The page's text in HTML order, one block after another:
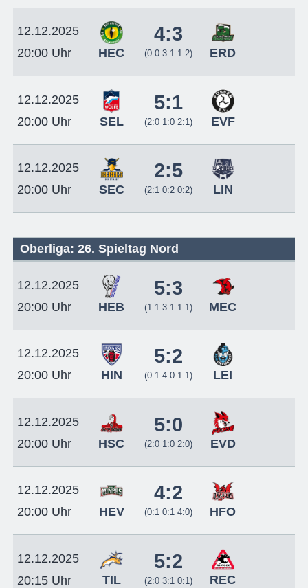
12.12.2025
20:00 Uhr
HEC
4:3
(0:0 3:1 1:2) ERD
12.12.2025
20:00 Uhr
SEL
5:1
(2:0 1:0 2:1) EVF
12.12.2025
20:00 Uhr
SEC
2:5
(2:1 0:2 0:2) LIN
Oberliga: 26. Spieltag Nord
12.12.2025
20:00 Uhr
HEB
5:3
(1:1 3:1 1:1) MEC
12.12.2025
20:00 Uhr
HIN
5:2
(0:1 4:0 1:1) LEI
12.12.2025
20:00 Uhr
HSC
5:0
(2:0 1:0 2:0) EVD
12.12.2025
20:00 Uhr
HEV
4:2
(0:1 0:1 4:0) HFO
12.12.2025
20:15 Uhr
TIL
5:2
(2:0 3:1 0:1) REC